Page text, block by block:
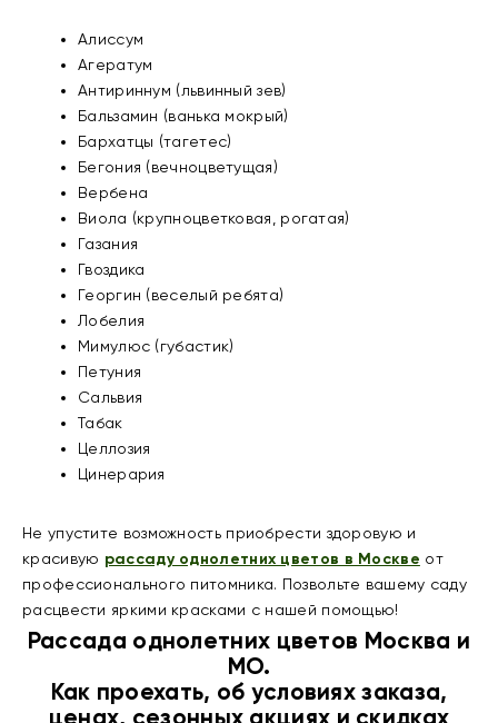
Алиссум
Агератум
Антириннум (львинный зев)
Бальзамин (ванька мокрый)
Бархатцы (тагетес)
Бегония (вечноцветущая)
Вербена
Виола (крупноцветковая, рогатая)
Газания
Гвоздика
Георгин (веселый ребята)
Лобелия
Мимулюс (губастик)
Петуния
Сальвия
Табак
Целлозия
Цинерария
Не упустите возможность приобрести здоровую и
красивую рассаду однолетних цветов в Москве от
профессионального питомника. Позвольте вашему саду
расцвести яркими красками с нашей помощью!
Рассада однолетних цветов Москва и
МО.
Как проехать, об условиях заказа,
ценах, сезонных акциях и скидках